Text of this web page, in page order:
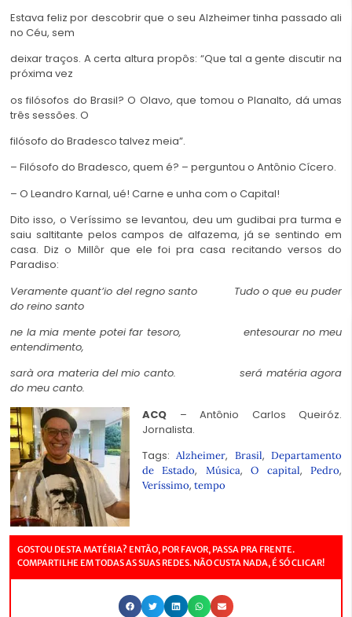
Estava feliz por descobrir que o seu Alzheimer tinha passado ali
no Céu, sem
deixar traços. A certa altura propôs: “Que tal a gente discutir na
próxima vez
os filósofos do Brasil? O Olavo, que tomou o Planalto, dá umas
três sessões. O
filósofo do Bradesco talvez meia”.
– Filósofo do Bradesco, quem é? – perguntou o Antônio Cícero.
– O Leandro Karnal, ué! Carne e unha com o Capital!
Dito isso, o Veríssimo se levantou, deu um gudibai pra turma e
saiu saltitante pelos campos de alfazema, já se sentindo em
casa. Diz o Millôr que ele foi pra casa recitando versos do
Paradiso:
Veramente quant’io del regno santo Tudo o que eu puder
do reino santo
ne la mia mente potei far tesoro, entesourar no meu
entendimento,
sarà ora materia del mio canto. será matéria agora
do meu canto.
ACQ – Antônio Carlos Queiróz.
Jornalista.
Tags:Alzheimer, Brasil,Departamento
de Estado, Música,O capital,Pedro,
Veríssimo, tempo
GOSTOU DESTA MATÉRIA? ENTÃO, POR FAVOR, PASSA PRA FRENTE.
COMPARTILHE EM TODAS AS SUAS REDES. NÃO CUSTA NADA, É SÓ CLICAR!